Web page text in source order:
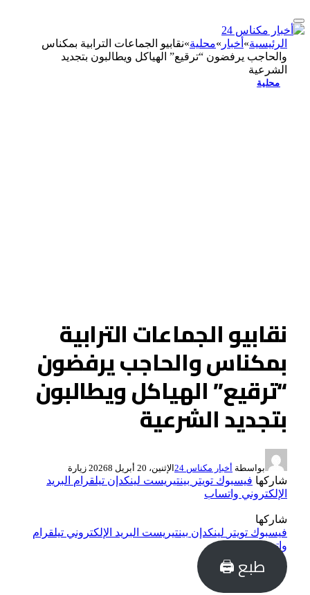
الرئيسية» أخبار »محلية»نقابيو الجماعات الترابية بمكناس
والحاجب يرفضون “ترقيع” الهياكل ويطالبون بتجديد
الشرعية
محلية
نقابيو الجماعات الترابية
بمكناس والحاجب يرفضون
“ترقيع” الهياكل ويطالبون
بتجديد الشرعية
بواسطة أخبار مكناس 24 الإثنين، 20 أبريل 2026 8 زيارة
شاركها فيسبوك تويتر بينتيريست لينكدإن تيلقرام البريد
الإلكتروني واتساب
شاركها
فيسبوك تويتر لينكدإن بينتيريست البريد الإلكتروني تيلقرام
واتساب
طبع 🖨